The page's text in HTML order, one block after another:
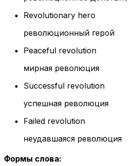
Revolutionary hero
революционный герой
Peaceful revolution
мирная революция
Successful revolution
успешная революция
Failed revolution
неудавшаяся революция
Формы слова: